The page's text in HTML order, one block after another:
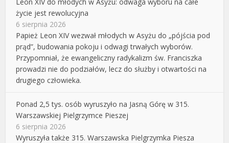
życie jest rewolucyjna
6 sierpnia 2026
Papież Leon XIV wezwał młodych w Asyżu do „pójścia pod
prąd”, budowania pokoju i odwagi trwałych wyborów.
Przypomniał, że ewangeliczny radykalizm św. Franciszka
prowadzi nie do podziałów, lecz do służby i otwartości na
drugiego człowieka.
Ponad 2,5 tys. osób wyruszyło na Jasną Górę w 315.
Warszawskiej Pielgrzymce Pieszej
6 sierpnia 2026
Wyruszyła także 315. Warszawska Pielgrzymka Piesza